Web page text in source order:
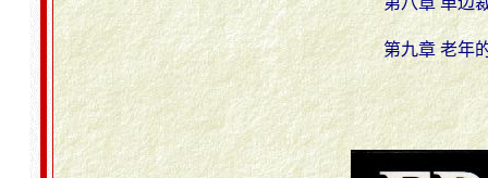
第九章 老年